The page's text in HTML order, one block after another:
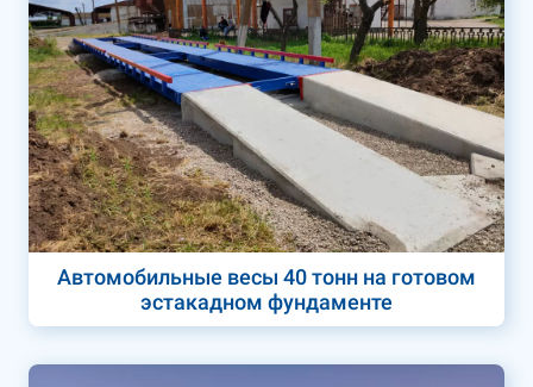
Автомобильные весы 40 тонн на готовом
эстакадном фундаменте